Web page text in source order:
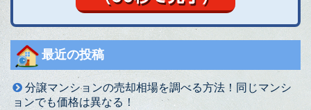
最近の投稿
分譲マンションの売却相場を調べる方法！同じマンシ
ョンでも価格は異なる！